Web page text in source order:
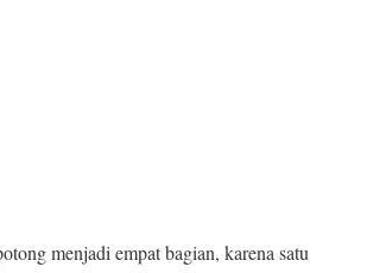
menjadi empat bagian, karena satu